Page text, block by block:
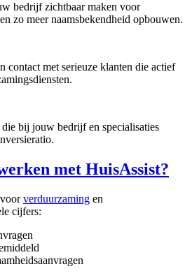
bedrijf zichtbaar maken voor
zo meer naamsbekendheid opbouwen.
met serieuze klanten die actief
bij jouw bedrijf en specialisaties
met HuisAssist?
verduurzaming en
cijfers: